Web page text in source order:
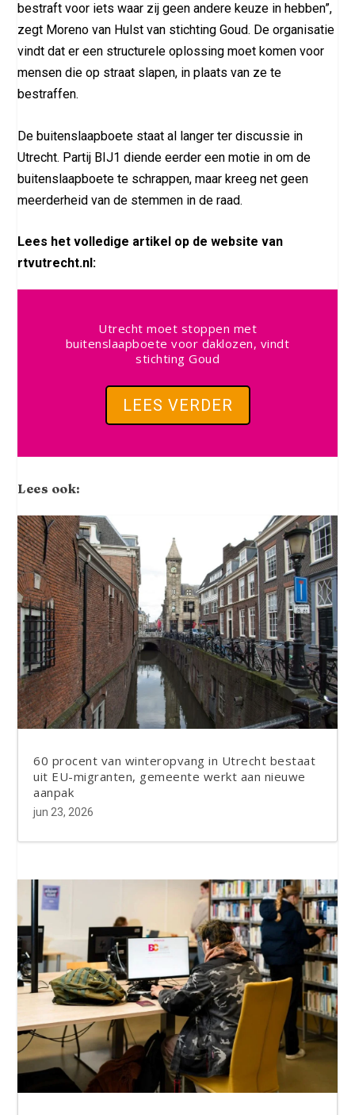
bestraft voor iets waar zij geen andere keuze in hebben”,
zegt Moreno van Hulst van stichting Goud. De organisatie
vindt dat er een structurele oplossing moet komen voor
mensen die op straat slapen, in plaats van ze te
bestraffen.
De buitenslaapboete staat al langer ter discussie in
Utrecht. Partij BIJ1 diende eerder een motie in om de
buitenslaapboete te schrappen, maar kreeg net geen
meerderheid van de stemmen in de raad.
Lees het volledige artikel op de website van
rtvutrecht.nl:
Utrecht moet stoppen met
buitenslaapboete voor daklozen, vindt
stichting Goud
LEES VERDER
Lees ook:
60 procent van winteropvang in Utrecht bestaat
uit EU-migranten, gemeente werkt aan nieuwe
aanpak
jun 23, 2026